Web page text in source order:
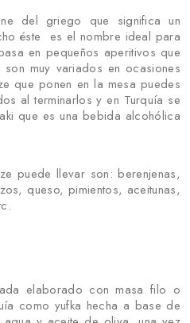
del griego que significa un
éste es el nombre ideal para
en pequeños aperitivos que
muy variados en ocasiones
que ponen en la mesa puedes
al terminarlos y en Turquía se
que es una bebida alcohólica
puede llevar son: berenjenas,
queso, pimientos, aceitunas,
elaborado con masa filo o
como yufka hecha a base de